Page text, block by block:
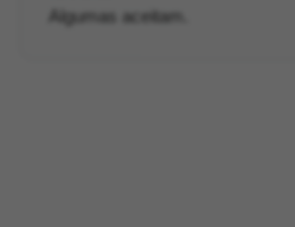
Algumas aceitam.